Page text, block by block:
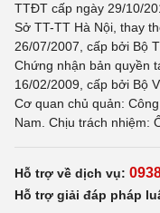
TTĐT cấp ngày 29/10/
Sở TT-TT Hà Nội, thay
26/07/2007, cấp bởi Bộ
Chứng nhận bản quyền
16/02/2009, cấp bởi Bộ
Cơ quan chủ quản:
Nam. Chịu trách nhiệm:
Hỗ trợ về dịch vụ:
Hỗ trợ giải đáp pháp